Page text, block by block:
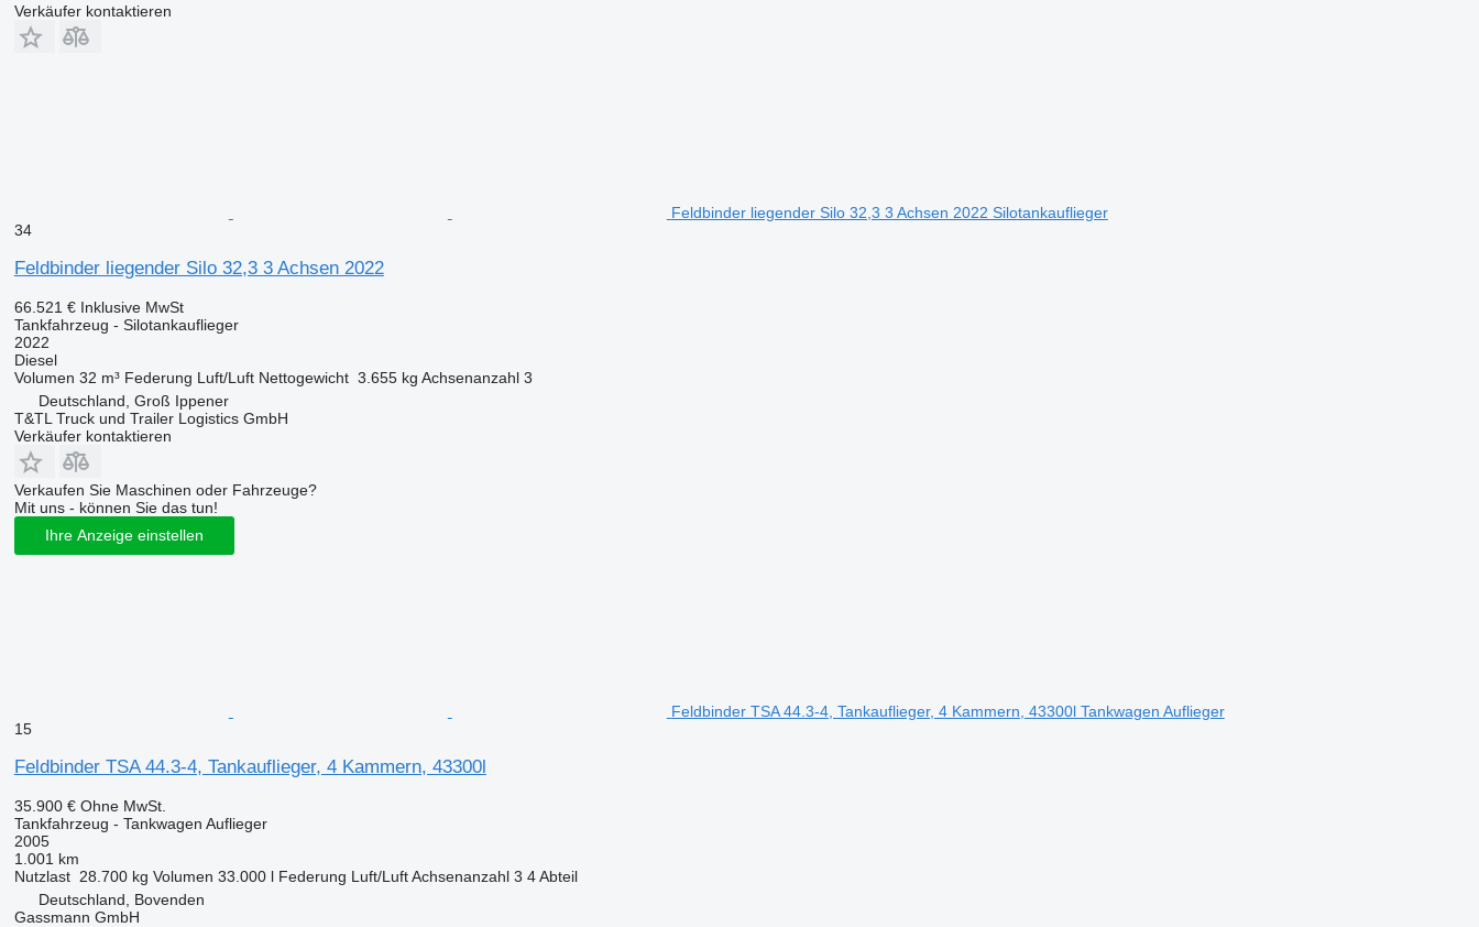
Verkäufer kontaktieren
Feldbinder liegender Silo 32,3 3 Achsen 2022 Silotankauflieger
34
Feldbinder liegender Silo 32,3 3 Achsen 2022
66.521 € Inklusive MwSt
Tankfahrzeug - Silotankauflieger
2022
Diesel
Volumen 32 m³ Federung Luft/Luft Nettogewicht 3.655 kg Achsenanzahl 3
Deutschland, Groß Ippener
T&TL Truck und Trailer Logistics GmbH
Verkäufer kontaktieren
Verkaufen Sie Maschinen oder Fahrzeuge?
Mit uns - können Sie das tun!
Ihre Anzeige einstellen
Feldbinder TSA 44.3-4, Tankauflieger, 4 Kammern, 43300l Tankwagen Auflieger
15
Feldbinder TSA 44.3-4, Tankauflieger, 4 Kammern, 43300l
35.900 € Ohne MwSt.
Tankfahrzeug - Tankwagen Auflieger
2005
1.001 km
Nutzlast 28.700 kg Volumen 33.000 l Federung Luft/Luft Achsenanzahl 3 4 Abteil
Deutschland, Bovenden
Gassmann GmbH